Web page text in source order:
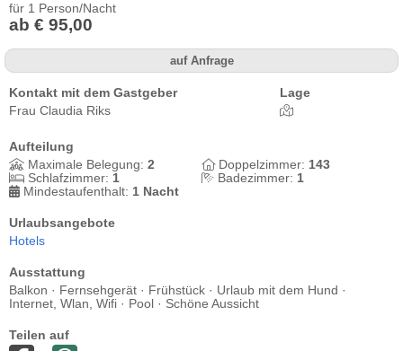
für 1 Person/Nacht
ab € 95,00
auf Anfrage
Kontakt mit dem Gastgeber
Frau Claudia Riks
Lage
Aufteilung
Maximale Belegung: 2 Doppelzimmer: 143
Schlafzimmer: 1 Badezimmer: 1
Mindestaufenthalt: 1 Nacht
Urlaubsangebote
Hotels
Ausstattung
Balkon · Fernsehgerät · Frühstück · Urlaub mit dem Hund ·
Internet, Wlan, Wifi · Pool · Schöne Aussicht
Teilen auf